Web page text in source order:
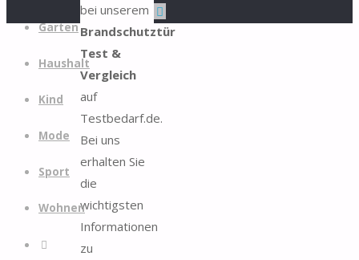
Garten
Haushalt
Kind
Mode
Sport
Wohnen
Suche
bei unserem
Brandschutztür
Test &
Vergleich
auf
Testbedarf.de.
Bei uns
erhalten Sie
die
wichtigsten
Informationen
zu
Zurück
nach